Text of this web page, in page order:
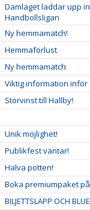
Damlaget laddar upp
Handbollsligan
Ny hemmamatch!
Hemmaförlust
Ny hemmamatch
Viktig information
Storvinst till Hallby!
Unik möjlighet!
Publikfest väntar!
Halva potten!
Boka premiumpaket
BILJETTSLÄPP OCH